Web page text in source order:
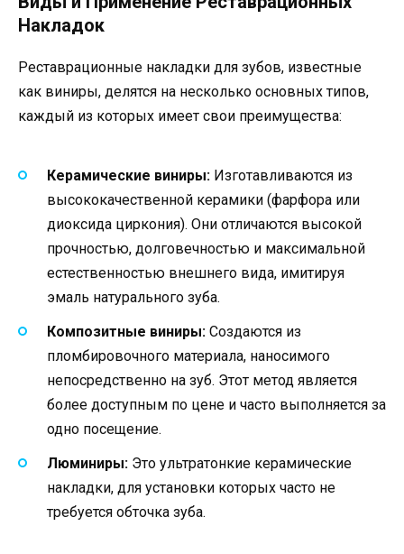
Накладок
Реставрационные накладки для зубов, известные
как виниры, делятся на несколько основных типов,
каждый из которых имеет свои преимущества:
Керамические виниры: Изготавливаются из
высококачественной керамики (фарфора или
диоксида циркония). Они отличаются высокой
прочностью, долговечностью и максимальной
естественностью внешнего вида, имитируя
эмаль натурального зуба.
Композитные виниры: Создаются из
пломбировочного материала, наносимого
непосредственно на зуб. Этот метод является
более доступным по цене и часто выполняется за
одно посещение.
Люминиры: Это ультратонкие керамические
накладки, для установки которых часто не
требуется обточка зуба.